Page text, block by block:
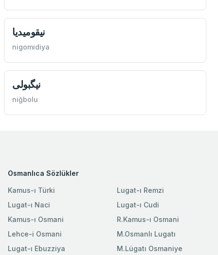
نيقوميديا
nigomidiya
نيگبولی
niğbolu
Osmanlıca Sözlükler
Kamus-ı Türki
Lugat-ı Naci
Kamus-ı Osmani
Lehce-i Osmani
Lugat-ı Ebuzziya
Lugat-ı Remzi
Lugat-ı Cudi
R.Kamus-ı Osmani
M.Osmanlı Lugatı
M.Lügatı Osmaniye